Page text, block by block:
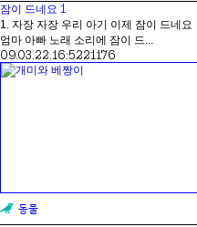
잠이 드네요 1
1. 자장 자장 우리 아기 이제 잠이 드네요
엄마 아빠 노래 소리에 잠이 드...
09.03.22. 16:5221176
동물